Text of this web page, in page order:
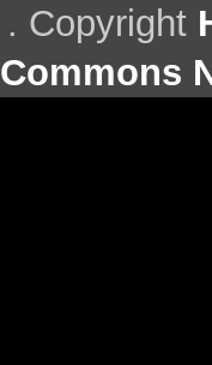
. Copyright
Commons